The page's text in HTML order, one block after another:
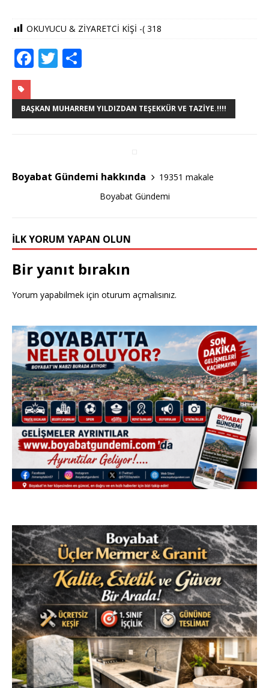
OKUYUCU & ZİYARETCİ KİŞİ -( 318
F
c
e
o
T
it
te
ar
e
BAŞKAN MUHARREM YILDIZDAN TEŞEKKÜR VE TAZIYE.!!!!
Boyabat Gündemi hakkında
19351 makale
Boyabat Gündemi
İLK YORUM YAPAN OLUN
Bir yanıt bırakın
Yorum yapabilmek için oturum açmalısınız.